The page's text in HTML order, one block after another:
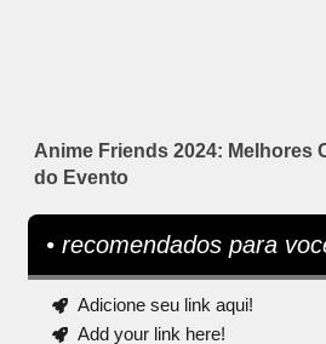
Anime Friends 2024: Melhores
do Evento
• recomendados para
Adicione seu link aqui!
Add your link here!